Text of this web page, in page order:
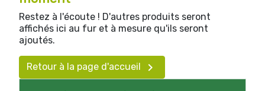
Restez à l'écoute ! D'autres produits seront
affichés ici au fur et à mesure qu'ils seront
ajoutés.
Retour à la page d'accueil 